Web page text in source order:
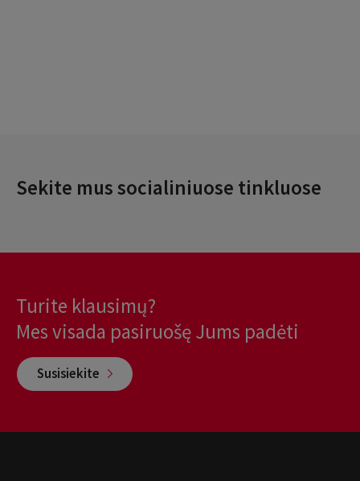
Sekite mus socialiniuose tinkluose
Turite klausimų?
Mes visada pasiruošę Jums padėti
Susisiekite